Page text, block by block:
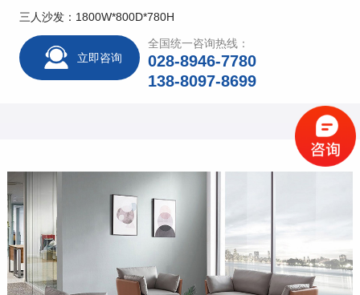
三人沙发：1800W*800D*780H
立即咨询
全国统一咨询热线：
028-8946-7780
138-8097-8699